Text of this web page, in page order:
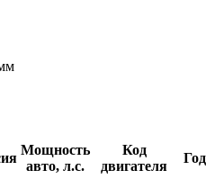
Мощность
авто, л.с.
Код
двигателя
Год